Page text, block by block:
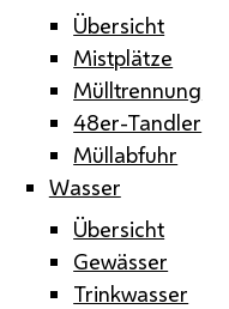
Übersicht
Mistplätze
Mülltrennung
48er-Tandler
Müllabfuhr
Wasser
Übersicht
Gewässer
Trinkwasser